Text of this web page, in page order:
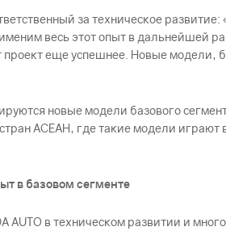
за техническое
весь этот опыт в дальнейшей
проект еще успешнее. Новые
новые модели базового
АСЕАН, где такие модели
в базовом сегменте
AUTO в техническом развитии и